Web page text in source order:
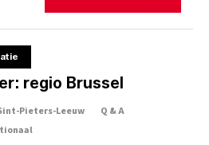
regio Brussel
Pieters-Leeuw
Q & A